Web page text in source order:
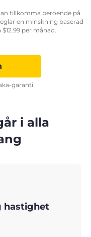
tillkomma beroende på
en minskning baserad
$12.99per månad.
garanti
i alla
hastighet